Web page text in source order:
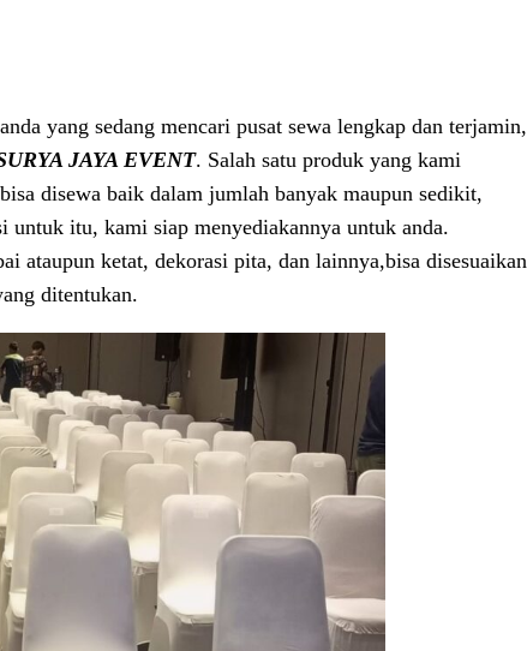
yang sedang mencari pusat sewa lengkap dan terjamin,
JAYA EVENT. Salah satu produk yang kami
disewa baik dalam jumlah banyak maupun sedikit,
untuk itu, kami siap menyediakannya untuk anda.
ataupun ketat, dekorasi pita, dan lainnya,bisa disesuaikan
ditentukan.